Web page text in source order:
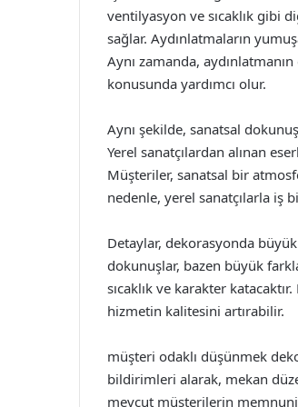
ventilyasyon ve sıcaklık gibi
sağlar. Aydınlatmaların
Aynı zamanda,
konusunda yardımcı olur.
Aynı şekilde, sanatsal
Yerel sanatçılardan alınan
Müşteriler, sanatsal bir
nedenle, yerel sanatçılarla iş
Detaylar, dekorasyonda
dokunuşlar, bazen büyük
sıcaklık ve karakter
hizmetin kalitesini artırabilir.
müşteri odaklı düşünmek
bildirimleri alarak, mekan
mevcut müşterilerin